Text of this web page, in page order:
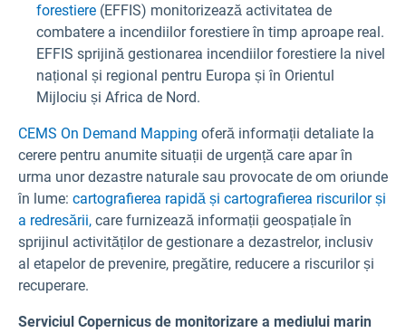
forestiere (EFFIS) monitorizează activitatea de
combatere a incendiilor forestiere în timp aproape real.
EFFIS sprijină gestionarea incendiilor forestiere la nivel
național și regional pentru Europa și în Orientul
Mijlociu și Africa de Nord.
CEMS On Demand Mapping oferă informații detaliate la
cerere pentru anumite situații de urgență care apar în
urma unor dezastre naturale sau provocate de om oriunde
în lume: cartografierea rapidă și cartografierea riscurilor și
a redresării, care furnizează informații geospațiale în
sprijinul activităților de gestionare a dezastrelor, inclusiv
al etapelor de prevenire, pregătire, reducere a riscurilor și
recuperare.
Serviciul Copernicus de monitorizare a mediului marin